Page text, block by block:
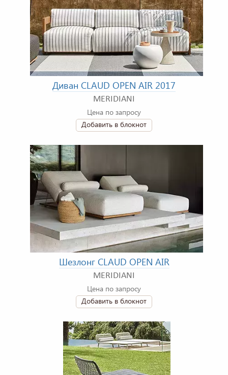
Диван CLAUD OPEN AIR 2017
MERIDIANI
Цена по запросу
Добавить в блокнот
Шезлонг CLAUD OPEN AIR
MERIDIANI
Цена по запросу
Добавить в блокнот